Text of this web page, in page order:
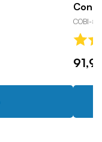
COBI-